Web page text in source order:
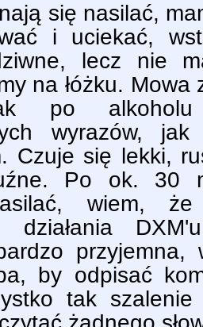
się nasilać,
i uciekać,
lecz nie
na łóżku.
po alkoholu
wyrazów,
Czuje się lekki,
Po ok. 30
wiem,
działania
przyjemna,
by odpisać
tak